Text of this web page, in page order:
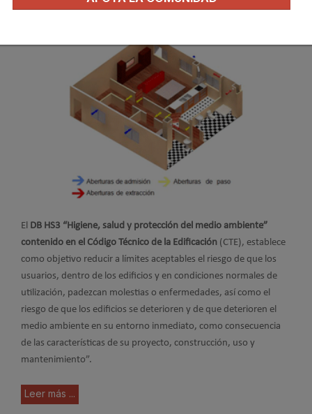
Publicado en Ventilación y CAI 30 Jul 2010
El DB HS3 “Higiene, salud y protección del medio ambiente”
contenido en el Código Técnico de la Edificación (CTE), establece
como objetivo reducir a límites aceptables el riesgo de que los
usuarios, dentro de los edificios y en condiciones normales de
utilización, padezcan molestias o enfermedades, así como el
riesgo de que los edificios se deterioren y de que deterioren el
medio ambiente en su entorno inmediato, como consecuencia
de las características de su proyecto, construcción, uso y
mantenimiento”.
Leer más ...